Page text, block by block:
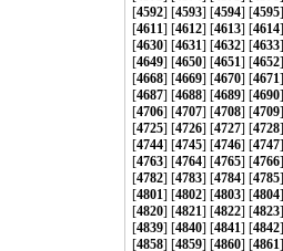
[4592] [4593] [4594] [4595
[4611] [4612] [4613] [4614
[4630] [4631] [4632] [4633
[4649] [4650] [4651] [4652
[4668] [4669] [4670] [4671
[4687] [4688] [4689] [4690
[4706] [4707] [4708] [4709
[4725] [4726] [4727] [4728
[4744] [4745] [4746] [4747
[4763] [4764] [4765] [4766
[4782] [4783] [4784] [4785
[4801] [4802] [4803] [4804
[4820] [4821] [4822] [4823
[4839] [4840] [4841] [4842
[4858] [4859] [4860] [4861